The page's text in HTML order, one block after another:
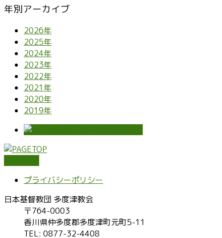
年別アーカイブ
2026年
2025年
2024年
2023年
2022年
2021年
2020年
2019年
プライバシーポリシー
日本基督教団 多度津教会
〒764-0003
香川県仲多度郡多度津町元町5-11
TEL: 0877-32-4408